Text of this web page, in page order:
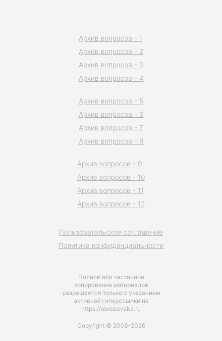
Полное или частичное
копирование материалов
разрешается только с указанием
активной гиперссылки на
https://obrazovaka.ru
Пользовательское соглашение
Политика конфиденциальности
Архив вопросов - 1
Архив вопросов - 2
Архив вопросов - 3
Архив вопросов - 4
Архив вопросов - 5
Архив вопросов - 6
Архив вопросов - 7
Архив вопросов - 8
Архив вопросов - 9
Архив вопросов - 10
Архив вопросов - 11
Архив вопросов - 12
Copyright © 2008-2026